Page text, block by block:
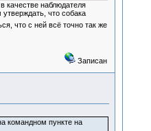
качестве наблюдателя
что собака
что с ней всё точно так же
Записан
командном пункте на